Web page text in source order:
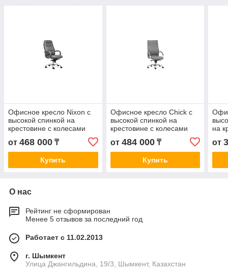
Офисное кресло Nixon с
высокой спинкой на
крестовине с колесами
от 468 000 ₸
Купить
Офисное кресло Chick с
высокой спинкой на
крестовине с колесами
от 484 000₸
Купить
на
от
О нас
Рейтинг не сформирован
Менее 5 отзывов за последний год
Работает с 11.02.2013
г. Шымкент
Улица Джангильдина, 19/3, Шымкент, Казахстан